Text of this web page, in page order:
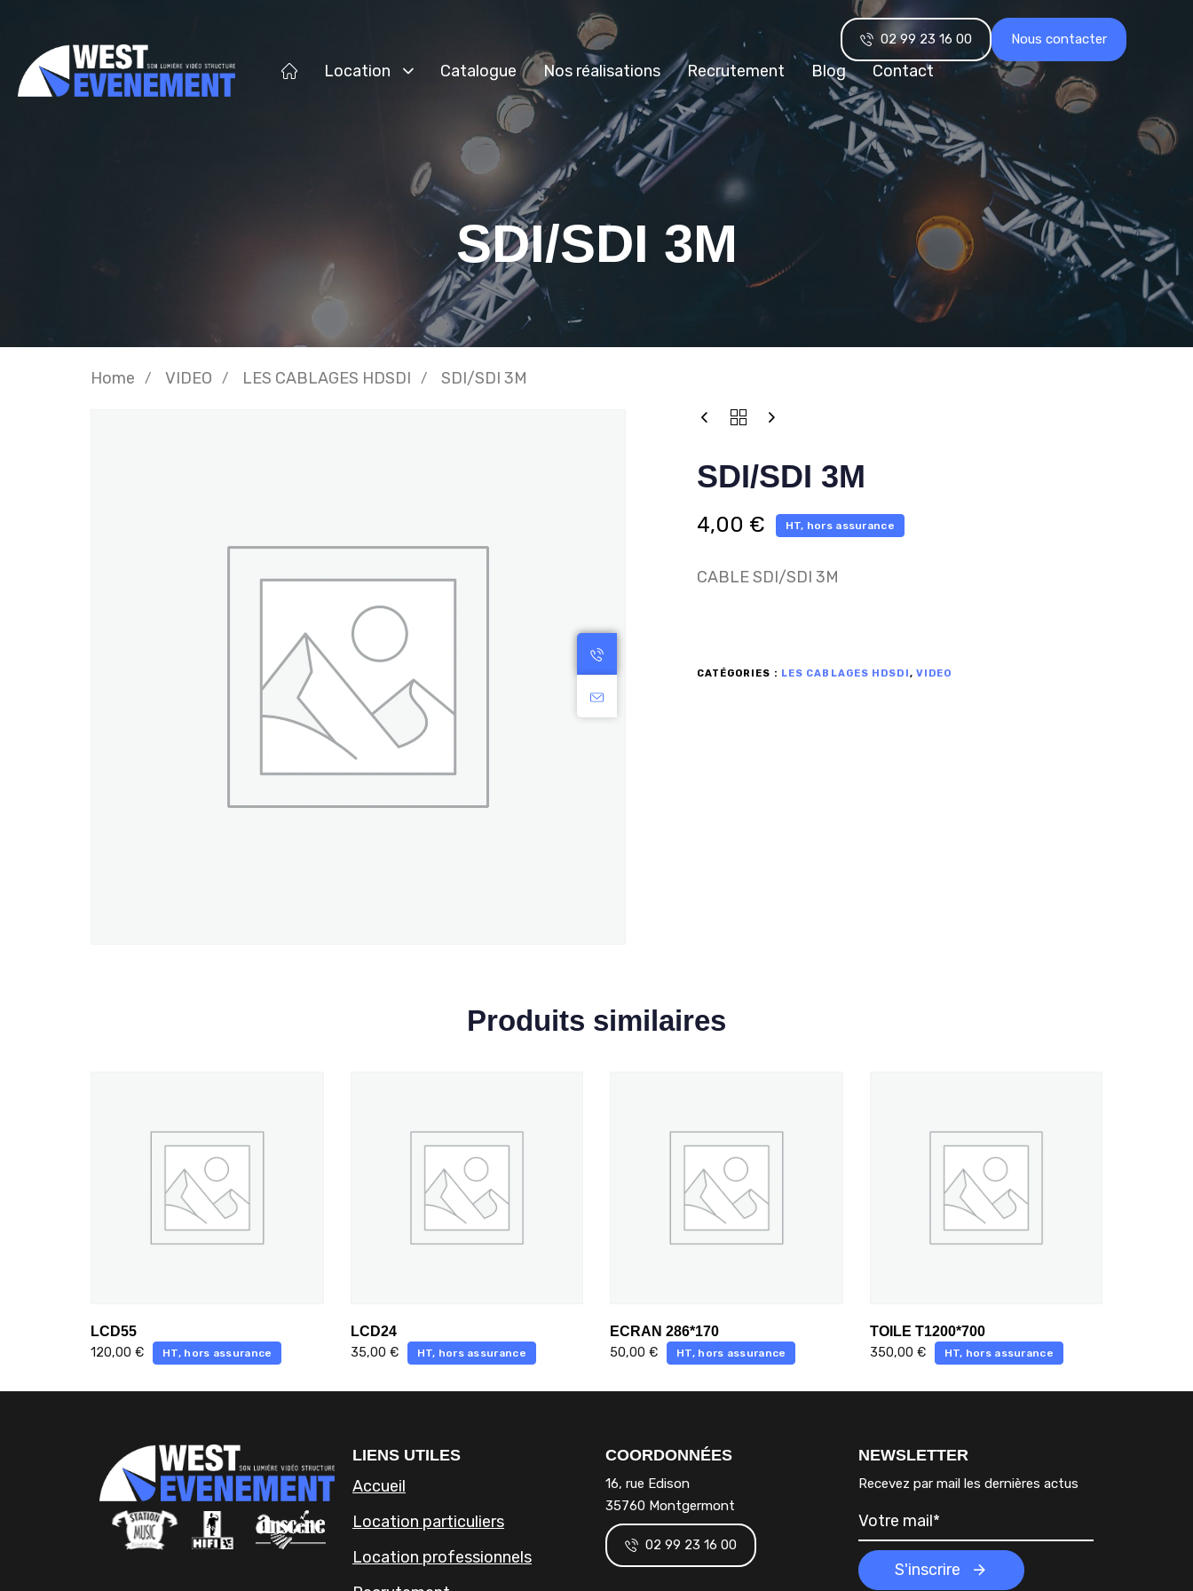
Location Catalogue Nos réalisations Recrutement Blog Contact
02 99 23 16 00 Nous contacter
SDI/SDI 3M
Home VIDEO LES CABLAGES HDSDI SDI/SDI 3M
SDI/SDI 3M
4,00 € HT, hors assurance
CABLE SDI/SDI 3M
CATÉGORIES : LES CABLAGES HDSDI , VIDEO
Produits similaires
LCD55
120,00 € HT, hors assurance
LCD24
35,00 € HT, hors assurance
ECRAN 286*170
50,00 € HT, hors assurance
TOILE T1200*700
350,00 € HT, hors assurance
LIENS UTILES
Accueil
Location particuliers
Location professionnels
COORDONNÉES
16, rue Edison
35760 Montgermont
02 99 23 16 00
NEWSLETTER
Recevez par mail les dernières actus
S'inscrire